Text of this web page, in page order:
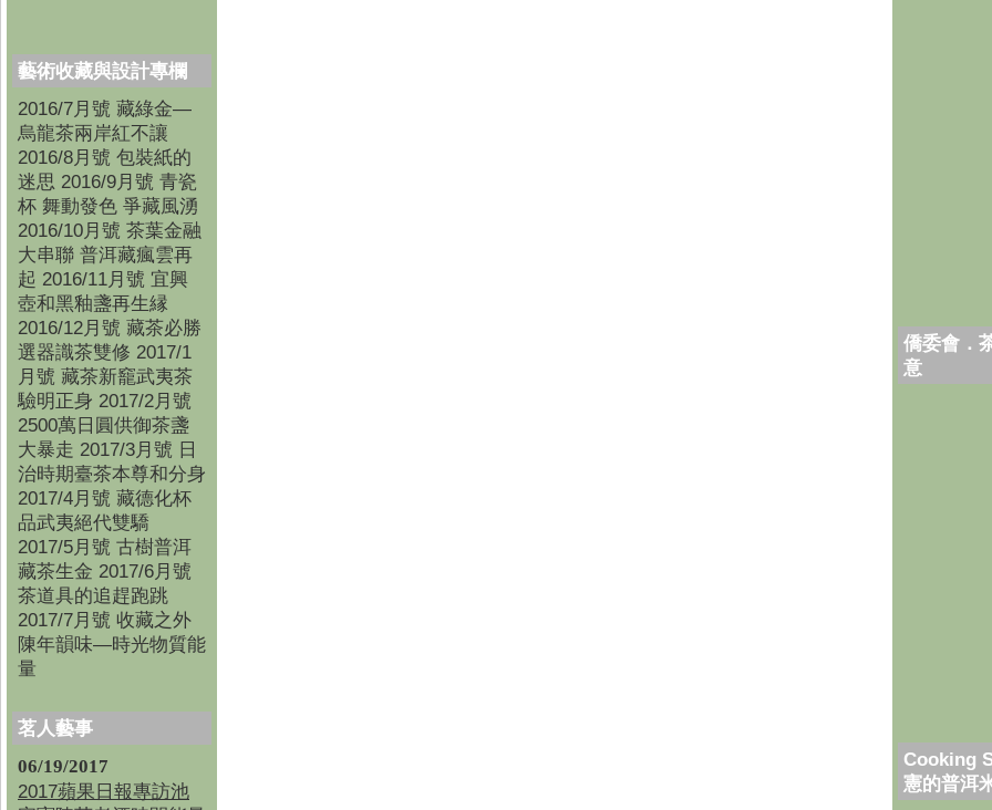
藝術收藏與設計專欄
2016/7月號 藏綠金—
烏龍茶兩岸紅不讓
2016/8月號 包裝紙的
迷思 2016/9月號 青瓷
杯 舞動發色 爭藏風湧
2016/10月號 茶葉金融
大串聯 普洱藏瘋雲再
起 2016/11月號 宜興
壺和黑釉盞再生縁
2016/12月號 藏茶必勝
選器識茶雙修 2017/1
月號 藏茶新竉武夷茶
驗明正身 2017/2月號
2500萬日圓供御茶盞
大暴走 2017/3月號 日
治時期臺茶本尊和分身
2017/4月號 藏德化杯
品武夷絕代雙驕
2017/5月號 古樹普洱
藏茶生金 2017/6月號
茶道具的追趕跑跳
2017/7月號 收藏之外
陳年韻味—時光物質能
量
茗人藝事
06/19/2017
2017蘋果日報專訪池
僑委會．
意
Cooking
憲的普洱